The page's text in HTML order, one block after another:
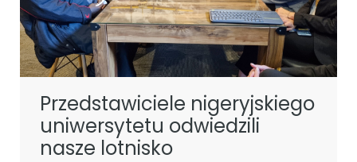
Przedstawiciele nigeryjskiego
uniwersytetu odwiedzili
nasze lotnisko